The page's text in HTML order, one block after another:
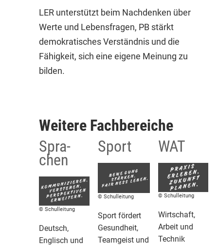
LER unterstützt beim Nachdenken über
Werte und Lebensfragen, PB stärkt
demokratisches Verständnis und die
Fähigkeit, sich eine eigene Meinung zu
bilden.
Weitere Fach­be­reiche
Spra­
chen
© Schulleitung
Deutsch,
Englisch und
Sport
© Schulleitung
Sport fördert
Gesund­heit,
Team­geist und
WAT
© Schulleitung
Wirt­schaft,
Arbeit und
Technik